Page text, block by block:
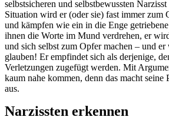
selbstsicheren und selbstbewussten
Situation wird er (oder sie) fast immer zum
und kämpfen wie ein in die Enge
ihnen die Worte im Mund verdrehen, er
und sich selbst zum Opfer machen – und er
glauben! Er empfindet sich als derjenige,
Verletzungen zugefügt werden. Mit
kaum nahe kommen, denn das macht seine
aus.
Narzissten erkennen